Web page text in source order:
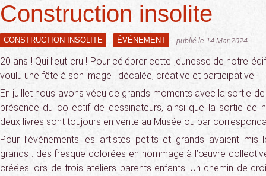
Construction insolite
CONSTRUCTION INSOLITE ÉVÉNEMENT publié le 14 Mar 2024
20 ans ! Qui l’eut cru ! Pour célébrer cette jeunesse de notre
voulu une fête à son image : décalée, créative et participative.
En juillet nous avons vécu de grands moments avec la sortie de
présence du collectif de dessinateurs, ainsi que la sortie de
deux livres sont toujours en vente au Musée ou par
Pour l’événements les artistes petits et grands avaient
grands : des fresque colorées en hommage à l’œuvre
créées lors de trois ateliers parents-enfants. Un chemin de